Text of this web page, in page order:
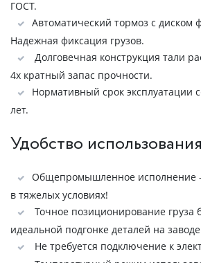
ГОСТ.
Автоматический тормоз с диском
Надежная фиксация грузов.
Долговечная конструкция тали
4х кратный запас прочности.
Нормативный срок эксплуатации
лет.
Удобство
Общепромышленное исполнение
в тяжелых условиях!
Точное позиционирование груза
идеальной подгонке деталей на
Не требуется подключение к